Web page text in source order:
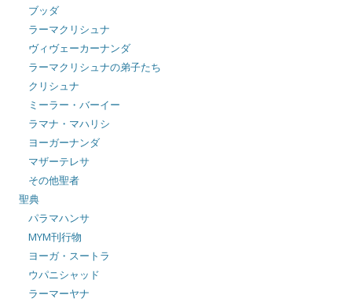
ブッダ
ラーマクリシュナ
ヴィヴェーカーナンダ
ラーマクリシュナの弟子たち
クリシュナ
ミーラー・バーイー
ラマナ・マハリシ
ヨーガーナンダ
マザーテレサ
その他聖者
聖典
パラマハンサ
MYM刊行物
ヨーガ・スートラ
ウパニシャッド
ラーマーヤナ